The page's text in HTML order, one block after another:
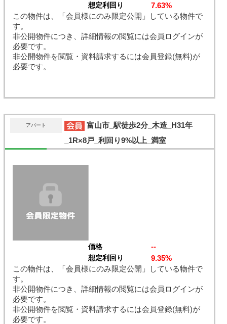
想定利回り
7.63%
この物件は、「会員様にのみ限定公開」している物件で
す。
非公開物件につき、詳細情報の閲覧には会員ログインが
必要です。
非公開物件を閲覧・資料請求するには会員登録(無料)が
必要です。
アパート
富山市_駅徒歩2分_木造_H31年
_1R×8戸_利回り9%以上_満室
価格 --
想定利回り
9.35%
この物件は、「会員様にのみ限定公開」している物件で
す。
非公開物件につき、詳細情報の閲覧には会員ログインが
必要です。
非公開物件を閲覧・資料請求するには会員登録(無料)が
必要です。